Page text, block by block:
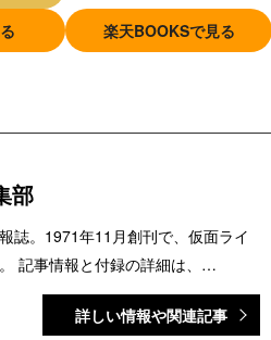
楽天BOOKSで見る
部
誌。1971年11月創刊で、仮面ライ
記事情報と付録の詳細は、
ン 公式動画チャンネル』で配信中。
年・少女向け雑誌の中では、『なか
詳しい情報や関連記事